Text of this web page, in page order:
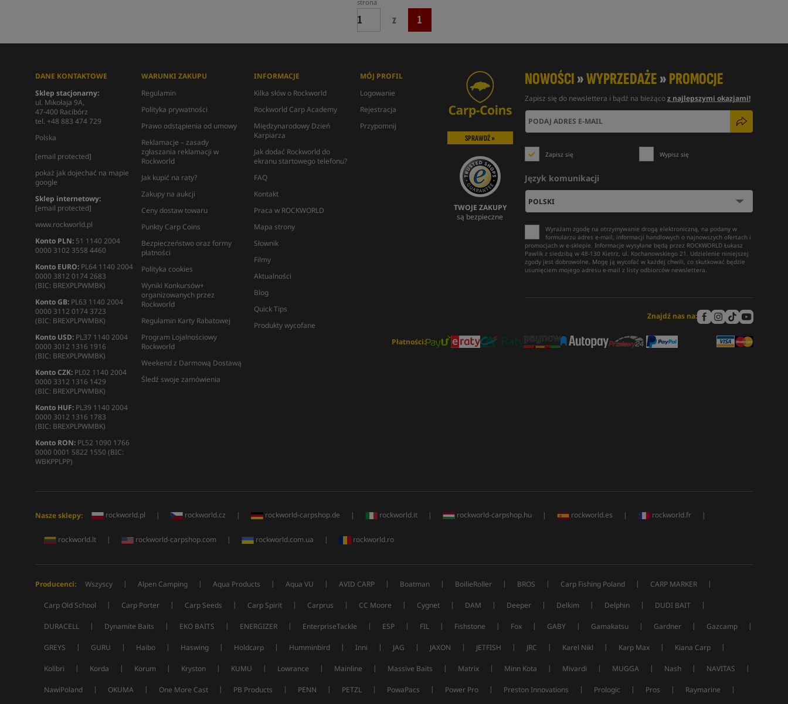
strona
z 1
NOWOŚCI»WYPRZEDAŻE»PROMOCJE
Zapisz się do newslettera i bądź na bieżącoz najlepszymi okazjami!
Zapisz się Wypisz się
Język komunikacji
Wyrażam zgodę na otrzymywanie drogą elektroniczną, na podany w
formularzu adres e-mail, informacji handlowych o najnowszych ofertach i
promocjach w e-sklepie. Informacje wysyłane będą przez ROCKWORLD Łukasz
Pawlik z siedzibą w 48-130 Kietrz, ul. Kochanowskiego 21. Udzielenie niniejszej
zgody jest dobrowolne. Mogę ją wycofać w każdej chwili, co skutkować będzie
usunięciem mojego adresu e-mail z listy odbiorców newslettera.
Znajdź nas na:
Płatności:
DANE KONTAKTOWE
Sklep stacjonarny:
ul. Mikołaja 9A,
47-400 Racibórz
tel. +48 883 474 729
Polska
[email protected]
pokaż jak dojechać na mapie
google
Sklep internetowy:
[email protected]
www.rockworld.pl
Konto PLN:51 1140 2004
0000 3102 3558 4460
Konto EURO:PL64 1140 2004
0000 3812 0174 2683
(BIC: BREXPLPWMBK)
Konto GB:PL63 1140 2004
0000 3112 0174 3723
(BIC: BREXPLPWMBK)
Konto USD:PL37 1140 2004
0000 3012 1316 1916
(BIC: BREXPLPWMBK)
Konto CZK:PL02 1140 2004
0000 3312 1316 1429
(BIC: BREXPLPWMBK)
Konto HUF:PL39 1140 2004
0000 3012 1316 1783
(BIC: BREXPLPWMBK)
Konto RON:PL52 1090 1766
0000 0001 5822 1550 (BIC:
WBKPPLPP)
WARUNKI ZAKUPU
Regulamin
Polityka prywatności
Prawo odstąpienia od umowy
Reklamacje – zasady
zgłaszania reklamacji w
Rockworld
Jak kupić na raty?
Zakupy na aukcji
Ceny dostaw towaru
Punkty Carp Coins
Bezpieczeństwo oraz formy
płatności
Polityka cookies
Wyniki Konkursów+
organizowanych przez
Rockworld
Regulamin Karty Rabatowej
Program Lojalnościowy
Rockworld
Weekend z Darmową Dostawą
Śledź swoje zamówienia
INFORMACJE
Kilka słów o Rockworld
Rockworld Carp Academy
Międzynarodowy Dzień
Karpiarza
Jak dodać Rockworld do
ekranu startowego telefonu?
FAQ
Kontakt
Praca w ROCKWORLD
Mapa strony
Słownik
Filmy
Aktualności
Blog
Quick Tips
Produkty wycofane
MÓJ PROFIL
Logowanie
Rejestracja
Przypomnij
SPRAWDŹ »
TWOJE ZAKUPY
są bezpieczne
Nasze sklepy: rockworld.pl | rockworld.cz | rockworld-carpshop.de | rockworld.it | rockworld-carpshop.hu | rockworld.es | rockworld.fr |
rockworld.lt | rockworld-carpshop.com | rockworld.com.ua | rockworld.ro
Producenci: Wszyscy | Alpen Camping | Aqua Products | Aqua VU | AVID CARP | Boatman | BoilieRoller | BROS | Carp Fishing Poland | CARP MARKER |
Carp Old School | Carp Porter | Carp Seeds | Carp Spirit | Carprus | CC Moore | Cygnet | DAM | Deeper | Delkim | Delphin | DUDI BAIT |
DURACELL | Dynamite Baits | EKO BAITS | ENERGIZER | EnterpriseTackle | ESP | FIL | Fishstone | Fox | GABY | Gamakatsu | Gardner | Gazcamp |
GREYS | GURU | Haibo | Haswing | Holdcarp | Humminbird | Inni | JAG | JAXON | JETFISH | JRC | Karel Nikl | Karp Max | Kiana Carp |
Kolibri | Korda | Korum | Kryston | KUMU | Lowrance | Mainline | Massive Baits | Matrix | Minn Kota | Mivardi | MUGGA | Nash | NAVITAS |
NawiPoland | OKUMA | One More Cast | PB Products | PENN | PETZL | PowaPacs | Power Pro | Preston Innovations | Prologic | Pros | Raymarine |